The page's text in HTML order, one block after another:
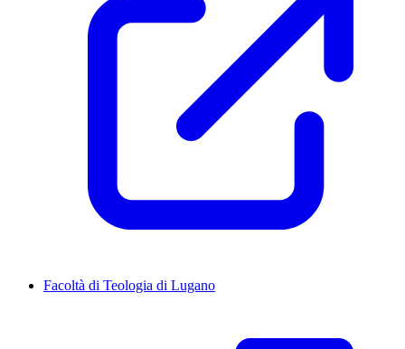
Facoltà di Teologia di Lugano